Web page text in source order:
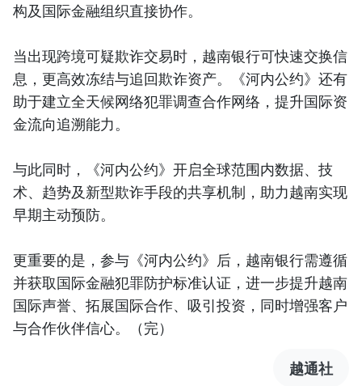
构及国际金融组织直接协作。
当出现跨境可疑欺诈交易时，越南银行可快速交换信
息，更高效冻结与追回欺诈资产。《河内公约》还有
助于建立全天候网络犯罪调查合作网络，提升国际资
金流向追溯能力。
与此同时，《河内公约》开启全球范围内数据、技
术、趋势及新型欺诈手段的共享机制，助力越南实现
早期主动预防。
更重要的是，参与《河内公约》后，越南银行需遵循
并获取国际金融犯罪防护标准认证，进一步提升越南
国际声誉、拓展国际合作、吸引投资，同时增强客户
与合作伙伴信心。（完）
越通社